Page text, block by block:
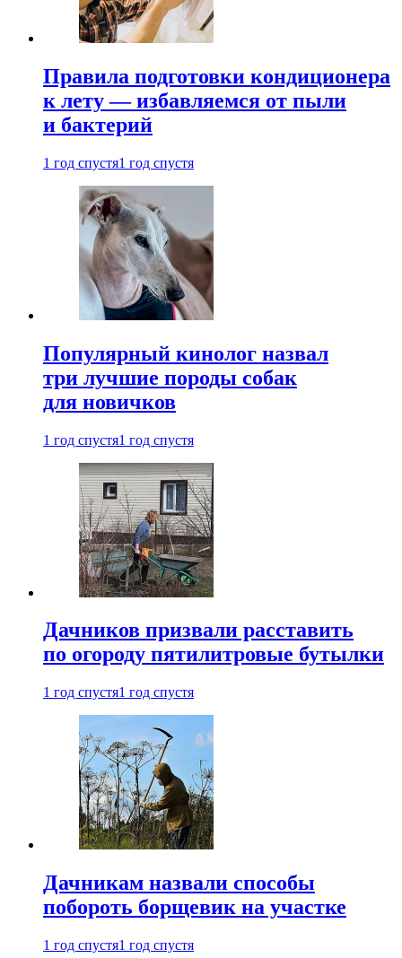
Правила подготовки кондиционера
к лету — избавляемся от пыли
и бактерий
1 год спустя1 год спустя
Популярный кинолог назвал
три лучшие породы собак
для новичков
1 год спустя1 год спустя
Дачников призвали расставить
по огороду пятилитровые бутылки
1 год спустя1 год спустя
Дачникам назвали способы
побороть борщевик на участке
1 год спустя1 год спустя